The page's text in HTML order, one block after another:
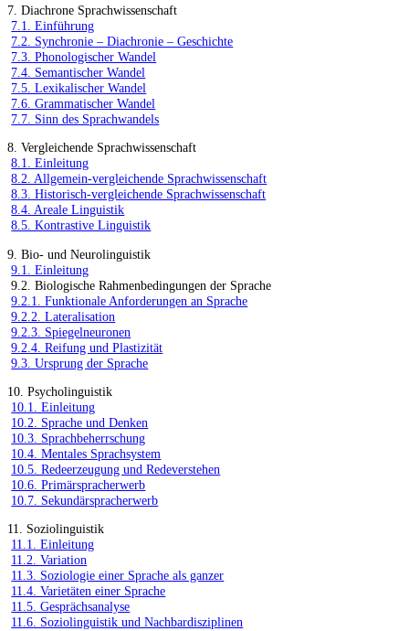
7. Diachrone Sprachwissenschaft
7.1. Einführung
7.2. Synchronie – Diachronie – Geschichte
7.3. Phonologischer Wandel
7.4. Semantischer Wandel
7.5. Lexikalischer Wandel
7.6. Grammatischer Wandel
7.7. Sinn des Sprachwandels
8. Vergleichende Sprachwissenschaft
8.1. Einleitung
8.2. Allgemein-vergleichende Sprachwissenschaft
8.3. Historisch-vergleichende Sprachwissenschaft
8.4. Areale Linguistik
8.5. Kontrastive Linguistik
9. Bio- und Neurolinguistik
9.1. Einleitung
9.2. Biologische Rahmenbedingungen der Sprache
9.2.1. Funktionale Anforderungen an Sprache
9.2.2. Lateralisation
9.2.3. Spiegelneuronen
9.2.4. Reifung und Plastizität
9.3. Ursprung der Sprache
10. Psycholinguistik
10.1. Einleitung
10.2. Sprache und Denken
10.3. Sprachbeherrschung
10.4. Mentales Sprachsystem
10.5. Redeerzeugung und Redeverstehen
10.6. Primärspracherwerb
10.7. Sekundärspracherwerb
11. Soziolinguistik
11.1. Einleitung
11.2. Variation
11.3. Soziologie einer Sprache als ganzer
11.4. Varietäten einer Sprache
11.5. Gesprächsanalyse
11.6. Soziolinguistik und Nachbardisziplinen